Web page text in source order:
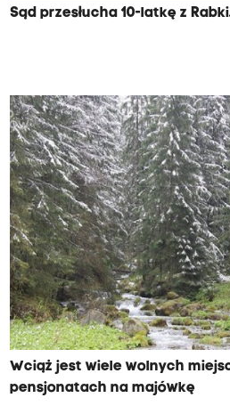
Sąd przesłucha 10-latkę z
Wciąż jest wiele wolnych
pensjonatach na majówkę